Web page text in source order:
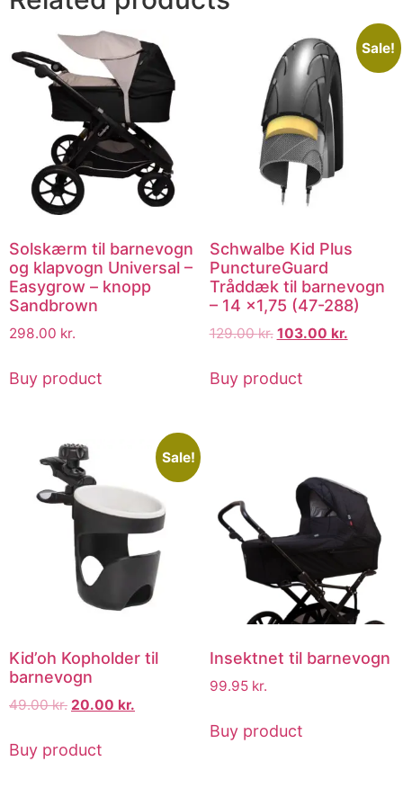
Solskærm til barnevogn
og klapvogn Universal –
Easygrow – knopp
Sandbrown
298.00 kr.
Buy product
Sale!
Schwalbe Kid Plus
PunctureGuard
Tråddæk til barnevogn
– 14 x1,75 (47-288)
129.00kr. 103.00 kr.
Buy product
Sale!
Kid’oh Kopholder til
barnevogn
49.00kr. 20.00 kr.
Buy product
Insektnet til barnevogn
99.95 kr.
Buy product